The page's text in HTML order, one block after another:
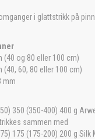
i glattstrikk på
(40 og 80 eller 100 cm)
(40, 60, 80 eller 100 cm)
mm
350 (350-400) 400 g
sammen med
175 (175-200) 200 g Silk